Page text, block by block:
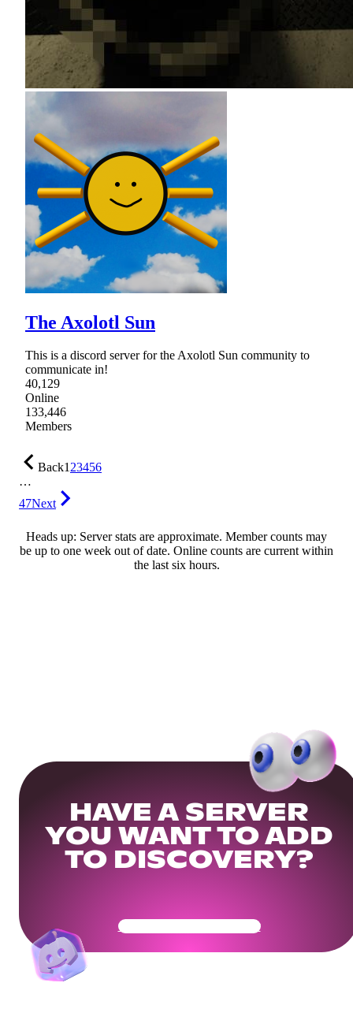
The Axolotl Sun
This is a discord server for the Axolotl Sun community to
communicate in!
40,129
Online
133,446
Members
Back123456
…
47Next
Heads up: Server stats are approximate. Member counts may
be up to one week out of date. Online counts are current within
the last six hours.
HAVE A SERVER
YOU WANT TO ADD
TO DISCOVERY?
Get Your Community Ready